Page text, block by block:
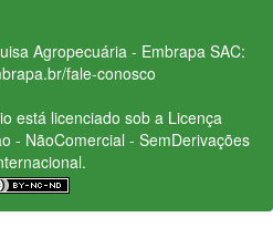
Agropecuária - Embrapa SAC:
fale-conosco
está licenciado sob a Licença
- NãoComercial - SemDerivações